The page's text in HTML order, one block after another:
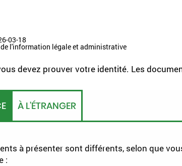
03-18
l'information légale et administrative
devez prouver votre identité. Les
À L'ÉTRANGER
à présenter sont différents, selon que
: